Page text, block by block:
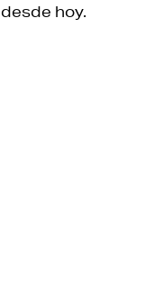
desde hoy.